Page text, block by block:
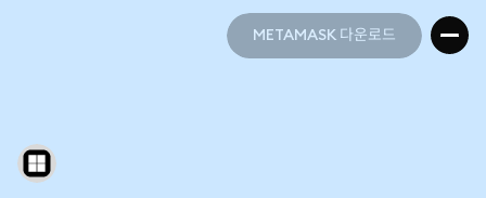
METAMASK 다운로드